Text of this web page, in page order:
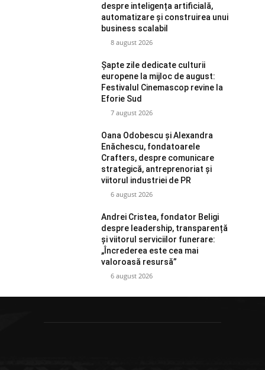
despre inteligența artificială,
automatizare și construirea unui
business scalabil
8 august 2026
Șapte zile dedicate culturii
europene la mijloc de august:
Festivalul Cinemascop revine la
Eforie Sud
7 august 2026
Oana Odobescu și Alexandra
Enăchescu, fondatoarele
Crafters, despre comunicare
strategică, antreprenoriat și
viitorul industriei de PR
6 august 2026
Andrei Cristea, fondator Beligi
despre leadership, transparență
și viitorul serviciilor funerare:
„Încrederea este cea mai
valoroasă resursă”
6 august 2026